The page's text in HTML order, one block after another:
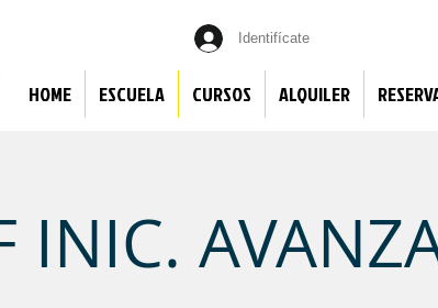
Identifícate
HOME ESCUELA CURSOS ALQUILER
INIC.